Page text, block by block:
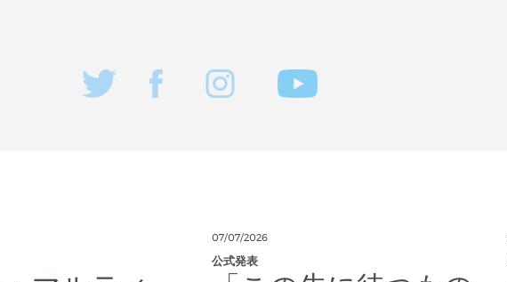
07/07/2026
公式発表